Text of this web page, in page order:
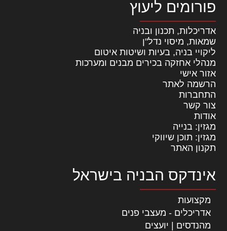
פורומים ליעוץ
אדריכלות, תכנון ובניה
שמאות, מיסוי נדל"ן
ליקויי בניה, בעיות ושיטות איטום
מנהלי אחזקה בכירים מבנים ומערכות
אזור אישי
הרשמה לאתר
התחברות
צור קשר
אודות
מגזין: בנייה
מגזין: תוכן שיווקי
תקנון האתר
אינדקס הבניה בישראל
מקצועות
אדריכלים - מעצבי פנים
מהנדסים | יועצים